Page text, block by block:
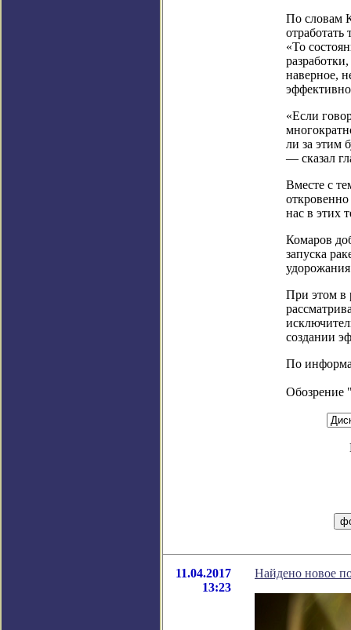
По словам
отработать
«То
наверное,
«Если
ли за этим
— сказал
Вместе с
откровенно
нас в этих
Комаров
запуска
При этом в
создании
По
Обозрение
11.04.2017
13:23
Найдено новое